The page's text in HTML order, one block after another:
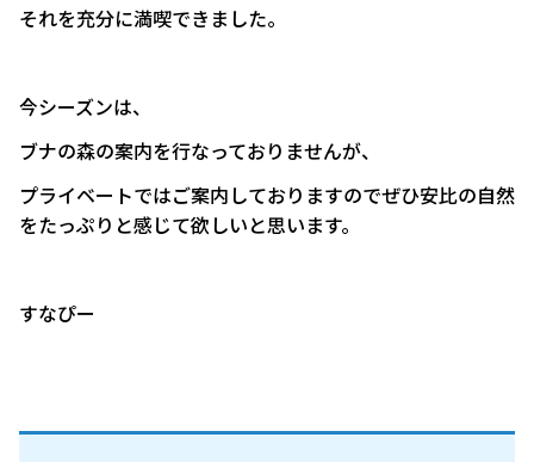
それを充分に満喫できました。
今シーズンは、
ブナの森の案内を行なっておりませんが、
プライベートではご案内しておりますのでぜひ安比の自然
をたっぷりと感じて欲しいと思います。
すなぴー